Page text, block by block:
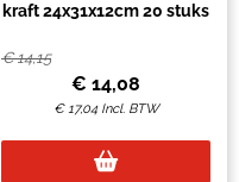
kraft 24x31x12cm 20 stuks
€14,15
€ 14,08
€17,04 Incl. BTW